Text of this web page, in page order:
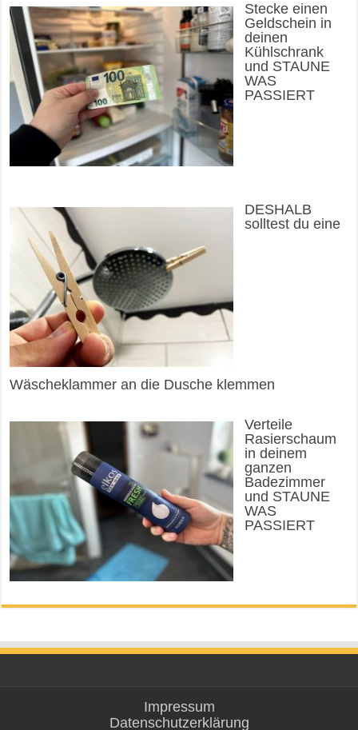
Stecke einen
Geldschein in
deinen
Kühlschrank
und STAUNE
WAS
PASSIERT
DESHALB
solltest du eine
Wäscheklammer an die Dusche klemmen
Verteile
Rasierschaum
in deinem
ganzen
Badezimmer
und STAUNE
WAS
PASSIERT
Impressum
Datenschutzerklärung